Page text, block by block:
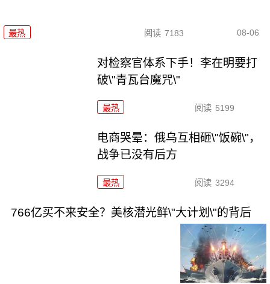
最热 阅读 7183 08-06
对检察官体系下手！李在明要打
破\"青瓦台魔咒\"
最热 阅读 5199
电商哭晕：俄乌互相砸\"饭碗\"，
战争已没有后方
最热 阅读 3294
766亿买不来安全？美核潜光鲜\"大计划\"的背后